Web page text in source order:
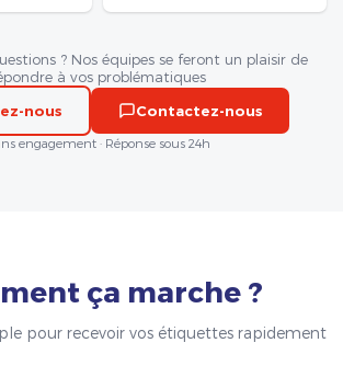
? Nos équipes se feront un plaisir de
à vos problématiques
nous
Contactez-nous
engagement · Réponse sous 24h
ça marche ?
pour recevoir vos étiquettes rapidement